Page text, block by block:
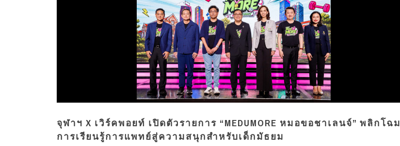
จุฬาฯ X เวิร์คพอยท์ เปิดตัวรายการ “MEDUMORE หมอขอชาเลนจ์” พลิกโฉม
การเรียนรู้การแพทย์สู่ความสนุกสำหรับเด็กมัธยม